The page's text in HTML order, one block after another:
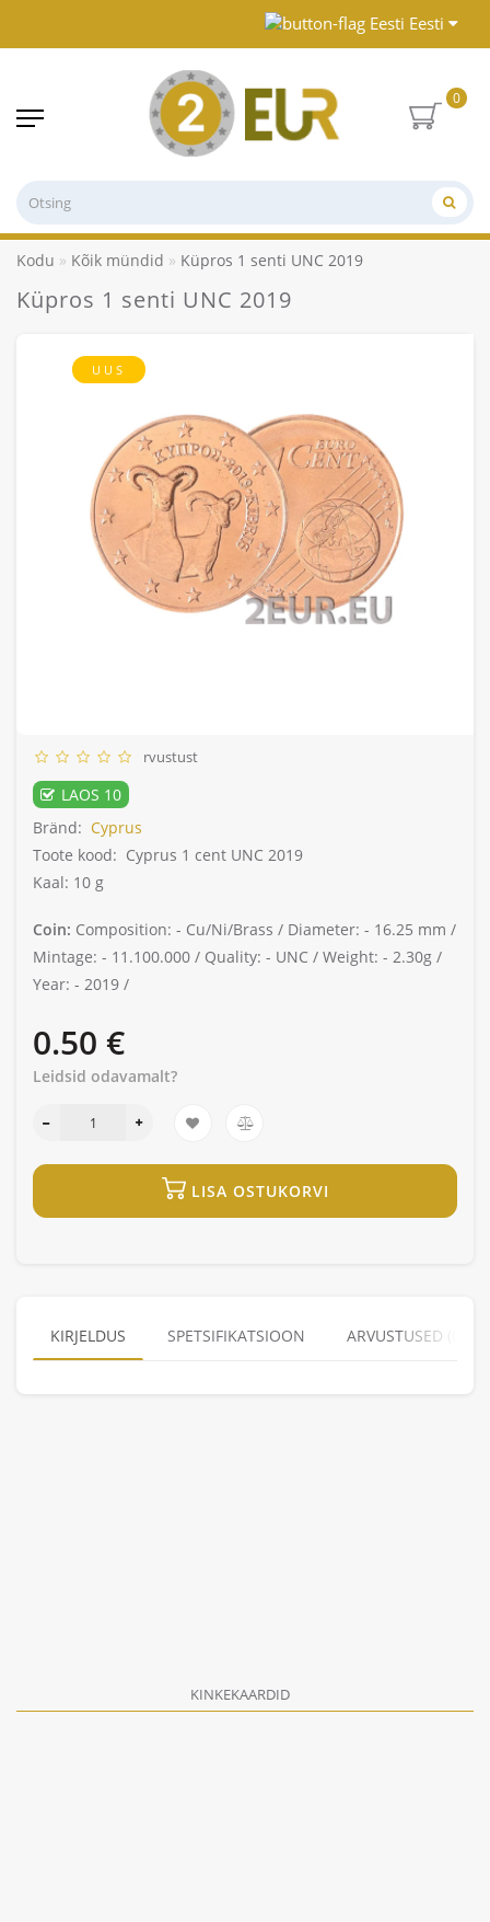
Eesti
0
Kodu Kõik mündid Küpros 1 senti UNC 2019
Küpros 1 senti UNC 2019
UUS
rvustust
LAOS 10
Bränd: Cyprus
Toote kood: Cyprus 1 cent UNC 2019
Kaal: 10 g
Coin: Composition: - Cu/Ni/Brass / Diameter: - 16.25 mm /
Mintage: - 11.100.000 / Quality: - UNC / Weight: - 2.30g /
Year: - 2019 /
0.50 €
Leidsid odavamalt?
LISA OSTUKORVI
KIRJELDUS SPETSIFIKATSIOON ARVUSTUSED (0)
KINKEKAARDID